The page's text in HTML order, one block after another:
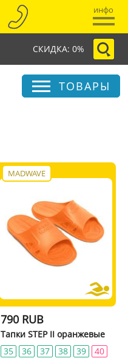
инфо
СКИДКА: 0%
ТОВАРЫ
MADWAVE
790 RUB
Тапки STEP II оранжевые
35
36 37 38 39
40